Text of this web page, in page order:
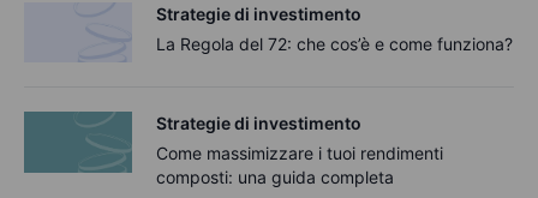
Strategie di investimento
La Regola del 72: che cos’è e come funziona?
Strategie di investimento
Come massimizzare i tuoi rendimenti
composti: una guida completa